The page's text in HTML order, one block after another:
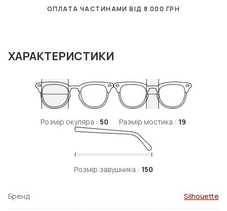
ОПЛАТА ЧАСТИНАМИ ВІД8 000 ГРН
ХАРАКТЕРИСТИКИ
Розмір окуляра : 50 Размір мостика : 19
Розмір завушника : 150
Бренд Silhouette